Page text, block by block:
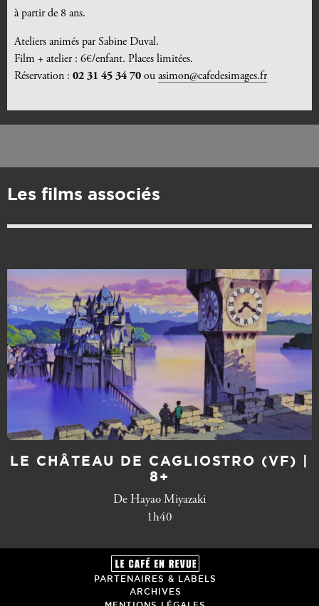
à partir de 8 ans.
Ateliers animés par Sabine Duval.
Film + atelier : 6€/enfant. Places limitées.
Réservation : 02 31 45 34 70 ou asimon@cafedesimages.fr
Les films associés
LE CHÂTEAU DE CAGLIOSTRO (VF) |
8+
De Hayao Miyazaki
1h40
PARTENAIRES & LABELS
ARCHIVES